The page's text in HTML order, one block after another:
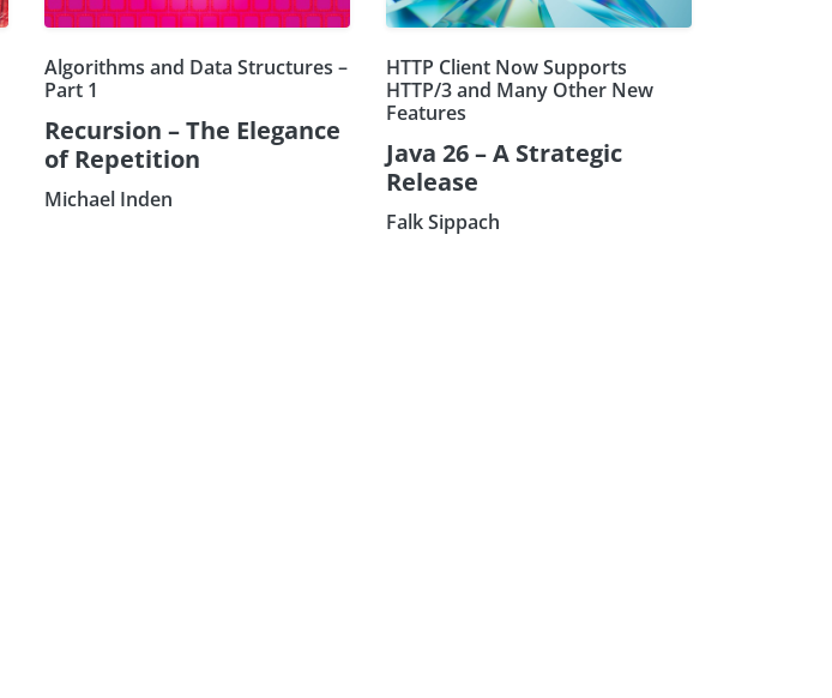
Algorithms and Data Structures –
Part 1
Recursion – The Elegance
of Repetition
Michael Inden
HTTP Client Now Supports
HTTP/3 and Many Other New
Features
Java 26 – A Strategic
Release
Falk Sippach